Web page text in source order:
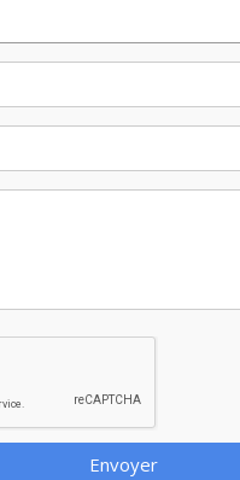
Envoyer